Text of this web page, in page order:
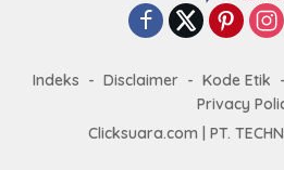
Indeks Disclaimer Kode Etik
Privacy
Clicksuara.com | PT.